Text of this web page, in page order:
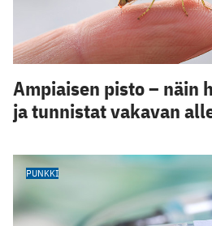
Ampiaisen pisto – näin
ja tunnistat vakavan
PUNKKI